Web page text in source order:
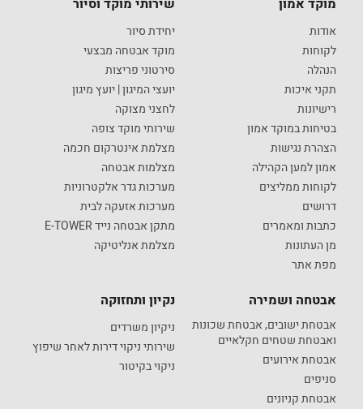
מוקד אמון
אודות
לקוחות
הנהלה
תקני איכות
רישיונות
בטיחות במוקד אמון
הצהרת נגישות
אמון למען הקהילה
לקוחות ממליצים
דרושים
כתבות ומאמרים
מן העתונות
מפת אתר
שירותי מוקד וסיור
יחידת סיור
מוקד אבטחה מבצעי
סירטוני פריצות
יועצי המיגון | יועץ מיגון
לחצני מצוקה
שירותי מוקד צופה
מצלמת אינטרקום חכמה
מצלמות אבטחה
מערכות גדר אלקטרוניות
מערכות אזעקה לבית
מתקן אבטחה נייד E-TOWER
מצלמת אנליטיקה
אבטחה ושמירה
אבטחת ישובים, אבטחת שכונות
ואבטחת שטחים חקלאיים
אבטחת אירועים
סניפים
אבטחת קניונים
נקיון ותחזוקה
ניקיון משרדים
שירותי ניקוי דירות לאחר שיפוץ
ניקוי בקיטור